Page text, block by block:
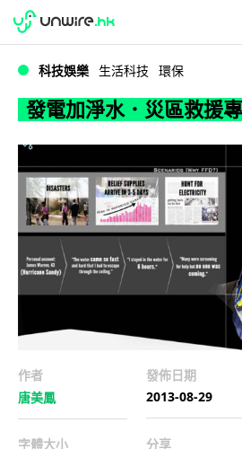
發電加淨水．災區救援
WWDC 2026
科技娛樂 生活科技 環保
發電加淨水．災區救援
作者
唐美鳳
發佈日期
2013-08-29
字體大小 分享